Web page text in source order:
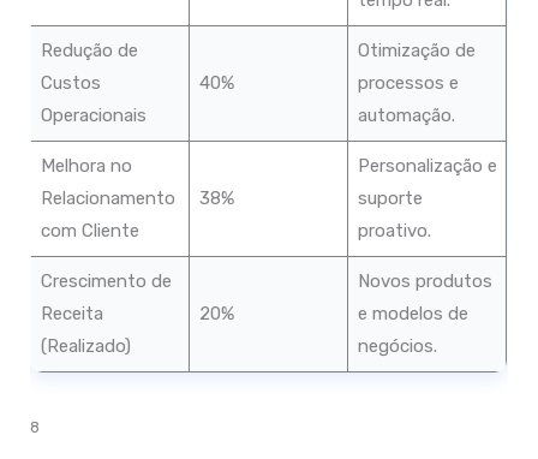
Redução de
Custos
Operacionais
40%
Otimização de
processos e
automação.
Melhora no
Relacionamento
com Cliente
38%
Personalização e
suporte
proativo.
Crescimento de
Receita
(Realizado)
20%
Novos produtos
e modelos de
negócios.
8